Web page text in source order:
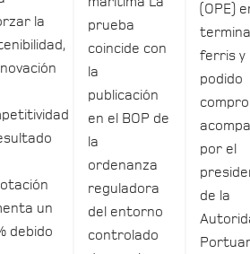
la
un
debido
prueba
coincide con
la
publicación
en el BOP de
la
ordenanza
reguladora
del entorno
controlado
(OPE)
ferris y
podido
por el
de la